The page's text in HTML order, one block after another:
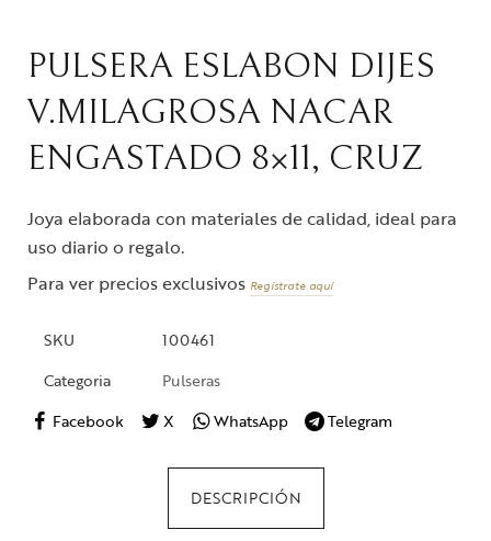
PULSERA ESLABON DIJES
V.MILAGROSA NACAR
ENGASTADO 8×11, CRUZ
Joya elaborada con materiales de calidad, ideal para
uso diario o regalo.
Para ver precios exclusivos Regístrate aquí
SKU
100461
Categoria
Pulseras
Facebook
X WhatsApp Telegram
DESCRIPCIÓN